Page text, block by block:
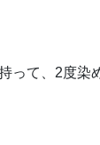
って、2度染